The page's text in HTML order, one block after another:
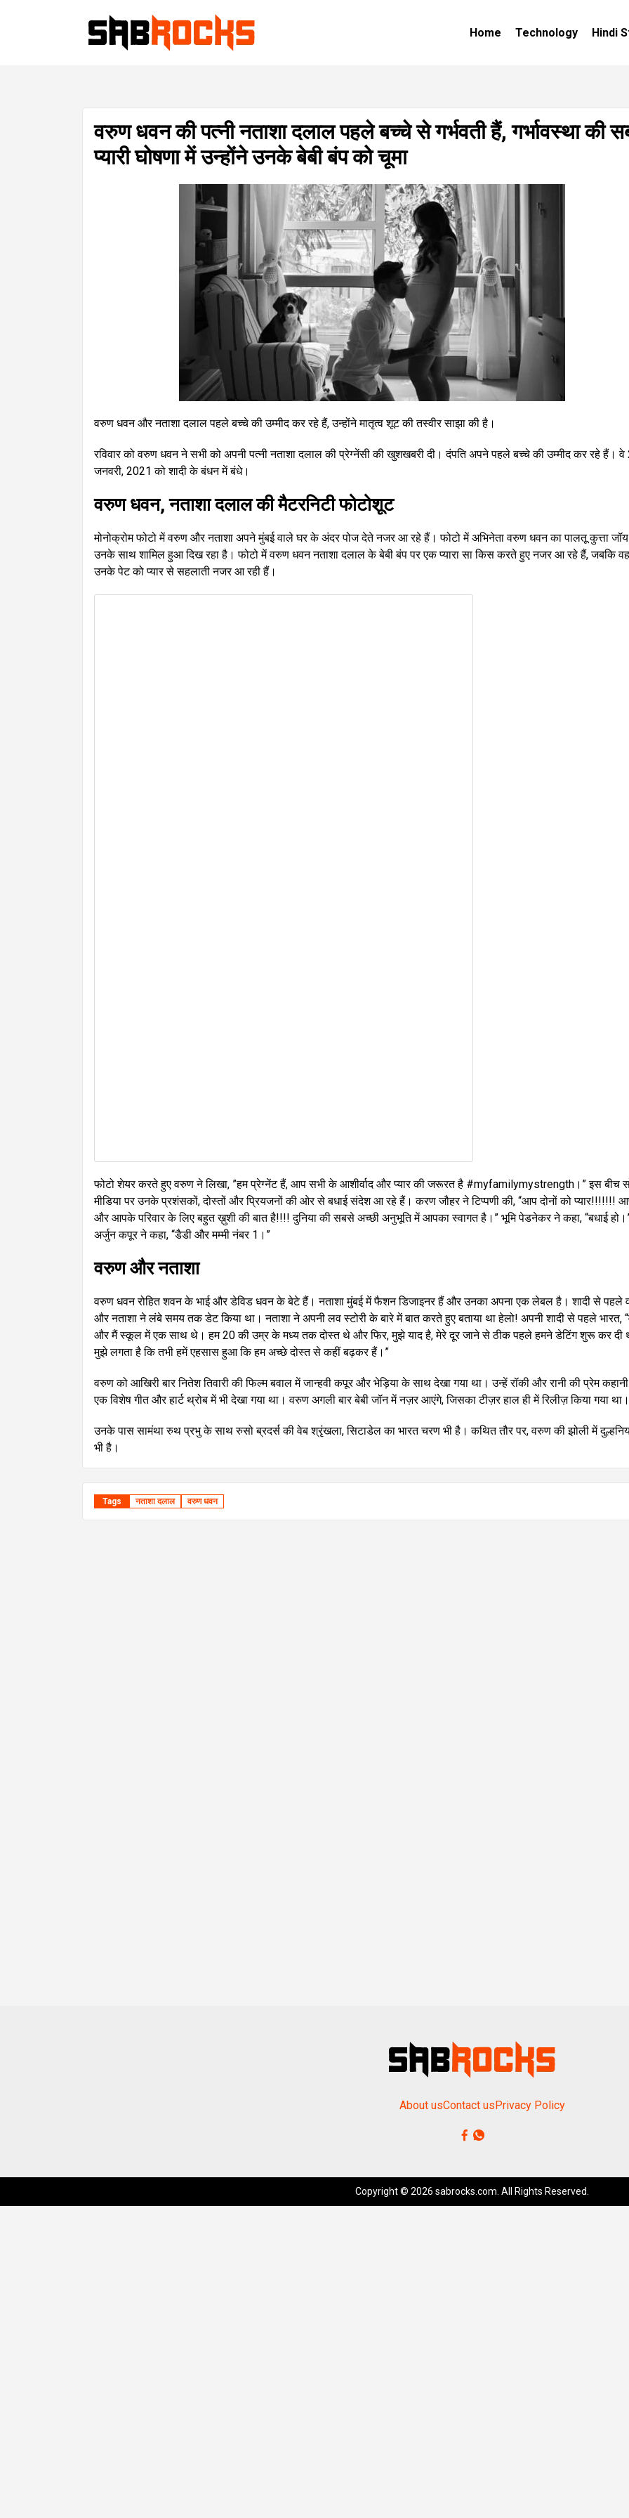
Home Technology Hindi
वरुण धवन की पत्नी नताशा दलाल पहले बच्चे से गर्भवती हैं, गर्भावस्था की
प्यारी घोषणा में उन्होंने उनके बेबी बंप को चूमा
वरुण धवन और नताशा दलाल पहले बच्चे की उम्मीद कर रहे हैं, उन्होंने मातृत्व शूट की तस्वीर साझा की है।
रविवार को वरुण धवन ने सभी को अपनी पत्नी नताशा दलाल की प्रेग्नेंसी की खुशखबरी दी। दंपति अपने पहले बच्चे की उम्मीद कर रहे हैं। वे
जनवरी, 2021 को शादी के बंधन में बंधे।
वरुण धवन, नताशा दलाल की मैटरनिटी फोटोशूट
मोनोक्रोम फोटो में वरुण और नताशा अपने मुंबई वाले घर के अंदर पोज देते नजर आ रहे हैं। फोटो में अभिनेता वरुण धवन का पालतू कुत्ता जॉय
उनके साथ शामिल हुआ दिख रहा है। फोटो में वरुण धवन नताशा दलाल के बेबी बंप पर एक प्यारा सा किस करते हुए नजर आ रहे हैं, जबकि वह
उनके पेट को प्यार से सहलाती नजर आ रही हैं।
फोटो शेयर करते हुए वरुण ने लिखा, ”हम प्रेग्नेंट हैं, आप सभी के आशीर्वाद और प्यार की जरूरत है #myfamilymystrength।” इस बीच
मीडिया पर उनके प्रशंसकों, दोस्तों और प्रियजनों की ओर से बधाई संदेश आ रहे हैं। करण जौहर ने टिप्पणी की, “आप दोनों को प्यार!!!!!!!
और आपके परिवार के लिए बहुत ख़ुशी की बात है!!!! दुनिया की सबसे अच्छी अनुभूति में आपका स्वागत है।” भूमि पेडनेकर ने कहा, “बधाई
अर्जुन कपूर ने कहा, “डैडी और मम्मी नंबर 1।”
वरुण और नताशा
वरुण धवन रोहित शवन के भाई और डेविड धवन के बेटे हैं। नताशा मुंबई में फैशन डिजाइनर हैं और उनका अपना एक लेबल है। शादी से पहले
और नताशा ने लंबे समय तक डेट किया था। नताशा ने अपनी लव स्टोरी के बारे में बात करते हुए बताया था हेलो! अपनी शादी से पहले भारत,
और मैं स्कूल में एक साथ थे। हम 20 की उम्र के मध्य तक दोस्त थे और फिर, मुझे याद है, मेरे दूर जाने से ठीक पहले हमने डेटिंग शुरू कर दी
मुझे लगता है कि तभी हमें एहसास हुआ कि हम अच्छे दोस्त से कहीं बढ़कर हैं।”
वरुण को आखिरी बार नितेश तिवारी की फिल्म बवाल में जान्हवी कपूर और भेड़िया के साथ देखा गया था। उन्हें रॉकी और रानी की प्रेम
एक विशेष गीत और हार्ट थ्रोब में भी देखा गया था। वरुण अगली बार बेबी जॉन में नज़र आएंगे, जिसका टीज़र हाल ही में रिलीज़ किया गया था।
उनके पास सामंथा रुथ प्रभु के साथ रुसो ब्रदर्स की वेब श्रृंखला, सिटाडेल का भारत चरण भी है। कथित तौर पर, वरुण की झोली में
भी है।
Tags नताशा दलाल वरुण धवन
About usContact usPrivacy Policy
Copyright © 2026 sabrocks.com. All Rights Reserved.